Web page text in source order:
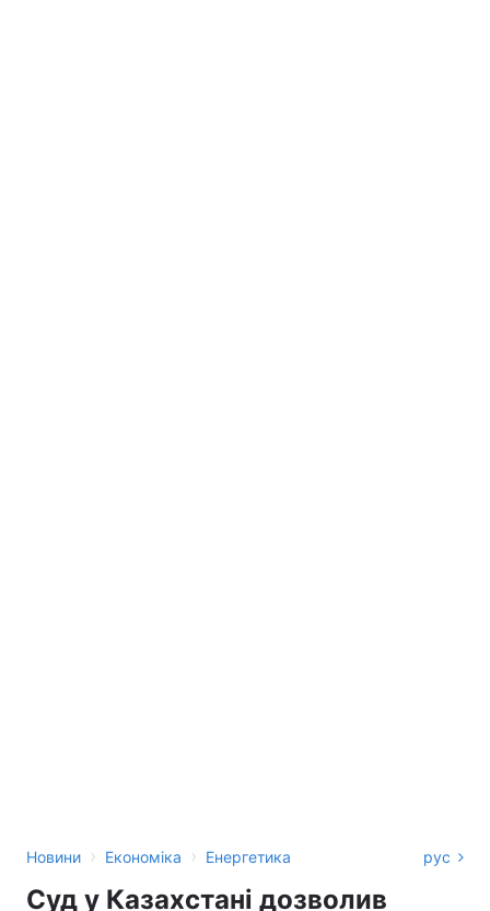
Новини › Економіка › Енергетика рус
Суд у Казахстані дозволив